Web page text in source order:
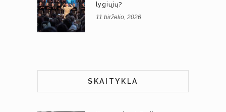
lygiųjų?
11 birželio, 2026
SKAITYKLA